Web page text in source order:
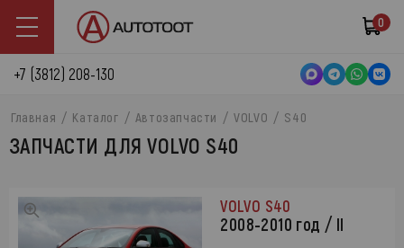
0
+7 (3812) 208-130
Главная Каталог Автозапчасти VOLVO S40
ЗАПЧАСТИ ДЛЯ VOLVO S40
VOLVO S40
2008-2010 год / II